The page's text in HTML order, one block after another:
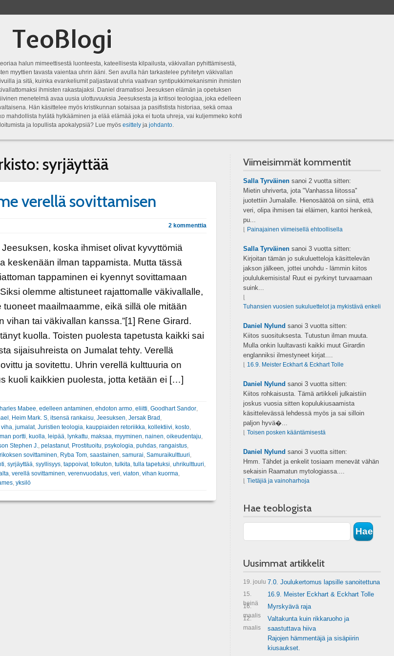
TeoBlogi
halun mimeettisestä luonteesta, kateellisesta kilpailusta, väkivallan pyhittämisestä,
myyttien tavasta vaientaa uhrin ääni. Sen avulla hän tarkastelee pyhitetyn väkivallan
ja sitä, kuinka evankeliumit paljastavat uhria vaativan syntipukkimekanismin ihmisten
ihmisten rakastajaksi. Daniel dramatisoi Jeesuksen elämän ja opetuksen
menetelmä avaa uusia ulottuvuuksia Jeesuksesta ja kritisoi teologiaa, joka edelleen
Hän käsittelee myös kristikunnan sotaisaa ja pasifistista historiaa, sekä omaa
mahdollista hylätä hylkääminen ja elää elämää joka ei tuota uhreja, vai kuljemmeko kohti
ja lopullista apokalypsiä? Lue myös esittelyja johdanto.
syrjäyttää
verellä sovittamisen
2 kommenttia
Jeesuksen, koska ihmiset olivat kyvyttömiä
keskenään ilman tappamista. Mutta tässä
tappaminen ei kyennyt sovittamaan
olemme altistuneet rajattomalle väkivallalle,
tuoneet maailmaamme, eikä sillä ole mitään
vihan tai väkivallan kanssa.”[1] Rene Girard.
kuolla. Toisten puolesta tapetusta kaikki sai
sijaisuhreista on Jumalat tehty. Verellä
ja sovitettu. Uhrin verellä kulttuuria on
kuoli kaikkien puolesta, jotta ketään ei […]
Mabee edelleen antaminen ehdoton armo, eliitti Goodhart Sandor,
Heim Mark. S, itsensä rankaisu Jeesuksen Jersak Brad
jumalat, Juristien teologia kauppiaiden retoriikka kollektiivi kosto,
portti kuolla leipää lynkattu maksaa myyminen nainen oikeudentaju
Stephen J. pelastanut, Prostituoitu psykologia puhdas, rangaistus,
rikoksen sovittaminen Ryba Tom, saastainen samurai Samuraikulttuuri
syrjäyttää syyllisyys, tappoivat, tolkuton tulkita tulla tapetuksi uhrikulttuuri
verellä sovittaminen verenvuodatus, veri viaton vihan kuorma
, yksilö
Viimeisimmät kommentit
Salla Tyrväinensanoi 2 vuotta sitten:
Mietin uhriverta, jota "Vanhassa liitossa"
juotettiin Jumalalle. Hienosäätöä on siinä, että
veri, olipa ihmisen tai eläimen, kantoi henkeä,
pu...
Painajainen viimeisellä ehtoollisella
Salla Tyrväinensanoi 3 vuotta sitten:
Kirjoitan tämän jo sukuluetteloja käsittelevän
jakson jälkeen, jottei unohdu - lämmin kiitos
joululukemisista! Ruut ei pyrkinyt turvaamaan
suink...
Tuhansien vuosien sukuluettelot ja mykistävä enkeli
Daniel Nylund sanoi 3 vuotta sitten:
Kiitos suosituksesta. Tutustun ilman muuta.
Mulla onkin luultavasti kaikki muut Girardin
englanniksi ilmestyneet kirjat....
16.9. Meister Eckhart & Eckhart Tolle
Daniel Nylund sanoi 3 vuotta sitten:
Kiitos rohkaisusta. Tämä artikkeli julkaistiin
joskus vuosia sitten kopulukiusaamista
käsittelevässä lehdessä myös ja sai silloin
paljon hyvä�...
Toisen posken kääntämisestä
Daniel Nylund sanoi 3 vuotta sitten:
Hmm. Tähdet ja enkelit tosiaam menevät vähän
sekaisin Raamatun mytologiassa....
Tietäjiä ja vainoharhoja
Hae teoblogista
Uusimmat artikkelit
19. joulu 7.0. Joulukertomus lapsille sanoitettuna
15.
heinä
16.9. Meister Eckhart & Eckhart Tolle
16.
maalis
Myrskyävä raja
12.
maalis
Valtakunta kuin rikkaruoho ja
saastuttava hiiva
Rajojen hämmentäjä ja sisäpiirin
kiusaukset.